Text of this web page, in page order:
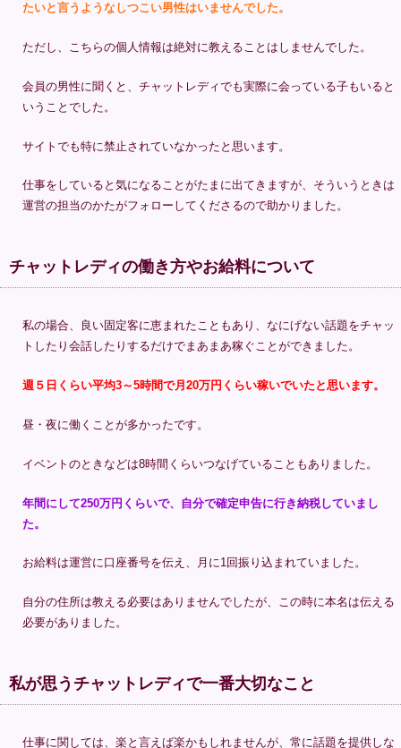
たいと言うようなしつこい男性はいませんでした。
ただし、こちらの個人情報は絶対に教えることはしませんでした。
会員の男性に聞くと、チャットレディでも実際に会っている子もいると
いうことでした。
サイトでも特に禁止されていなかったと思います。
仕事をしていると気になることがたまに出てきますが、そういうときは
運営の担当のかたがフォローしてくださるので助かりました。
チャットレディの働き方やお給料について
私の場合、良い固定客に恵まれたこともあり、なにげない話題をチャッ
トしたり会話したりするだけでまあまあ稼ぐことができました。
週５日くらい平均3～5時間で月20万円くらい稼いでいたと思います。
昼・夜に働くことが多かったです。
イベントのときなどは8時間くらいつなげていることもありました。
年間にして250万円くらいで、自分で確定申告に行き納税していまし
た。
お給料は運営に口座番号を伝え、月に1回振り込まれていました。
自分の住所は教える必要はありませんでしたが、この時に本名は伝える
必要がありました。
私が思うチャットレディで一番大切なこと
仕事に関しては、楽と言えば楽かもしれませんが、常に話題を提供しな